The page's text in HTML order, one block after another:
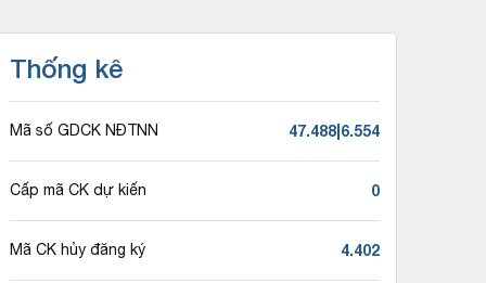
Thống kê
Mã số GDCK NĐTNN 47.488|6.554
Cấp mã CK dự kiến 0
Mã CK hủy đăng ký 4.402